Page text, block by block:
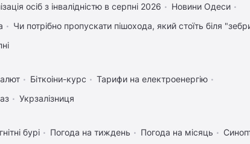
осіб з інвалідністю в серпні 2026
Новини Одеси
Чи потрібно пропускати пішохода, який стоїть біля
Біткоіни-курс
Тарифи на електроенергію
Укрзалізниця
бурі Погода на тиждень Погода на місяць